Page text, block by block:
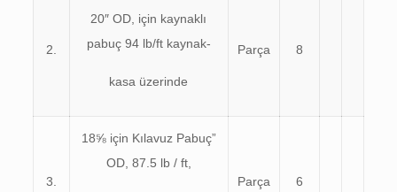
2.
20″ OD, için kaynaklı
pabuç 94 lb/ft kaynak-
kasa üzerinde
Parça 8
3.
18⅝ için Kılavuz Pabuç”
OD, 87.5 lb / ft,
Parça 6